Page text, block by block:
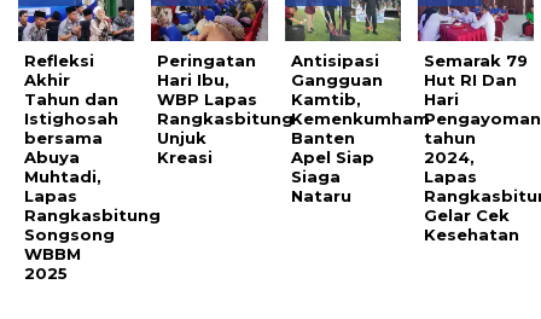
Refleksi
Akhir
Tahun dan
Istighosah
bersama
Abuya
Muhtadi,
Lapas
Rangkasbitung
Songsong
WBBM
2025
Peringatan
Hari Ibu,
WBP Lapas
Rangkasbitung
Unjuk
Kreasi
Antisipasi
Gangguan
Kamtib,
Kemenkumham
Banten
Apel Siap
Siaga
Nataru
Semarak 79
Hut RI Dan
Hari
Pengayoman
tahun
2024,
Lapas
Gelar Cek
Kesehatan